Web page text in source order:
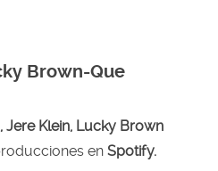
Brown-Que
Jere Klein, Lucky Brown
en Spotify.